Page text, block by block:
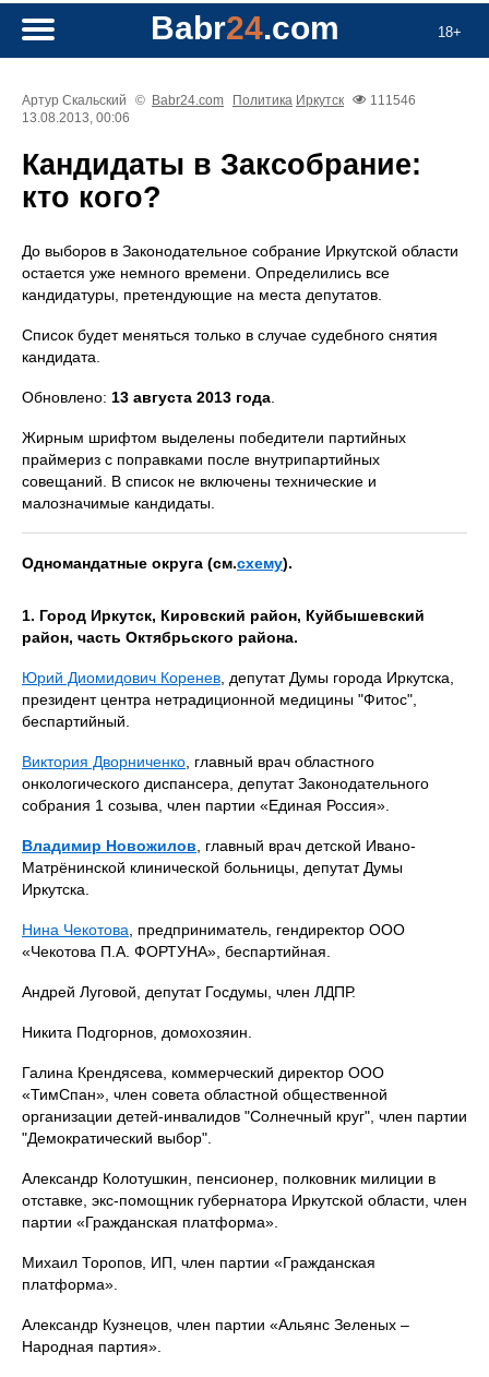
18+
Babr24.com
Артур Скальский © Babr24.com Политика Иркутск
111546
13.08.2013, 00:06
Кандидаты в Заксобрание:
кто кого?
До выборов в Законодательное собрание Иркутской области
остается уже немного времени. Определились все
кандидатуры, претендующие на места депутатов.
Список будет меняться только в случае судебного снятия
кандидата.
Обновлено: 13 августа 2013 года
Жирным шрифтом выделены победители партийных
праймериз с поправками после внутрипартийных
совещаний. В список не включены технические и
малозначимые кандидаты.
Одномандатные округа (см.схему).
1. Город Иркутск, Кировский район, Куйбышевский
район, часть Октябрьского района.
Юрий Диомидович Коренев , депутат Думы города Иркутска,
президент центра нетрадиционной медицины "Фитос",
беспартийный.
Виктория Дворниченко , главный врач областного
онкологического диспансера, депутат Законодательного
собрания 1 созыва, член партии «Единая Россия».
Владимир Новожилов , главный врач детской Ивано-
Матрёнинской клинической больницы, депутат Думы
Иркутска.
Нина Чекотова , предприниматель, гендиректор ООО
«Чекотова П.А. ФОРТУНА», беспартийная.
Андрей Луговой, депутат Госдумы, член ЛДПР.
Никита Подгорнов, домохозяин.
Галина Крендясева, коммерческий директор ООО
«ТимСпан», член совета областной общественной
организации детей-инвалидов "Солнечный круг", член партии
"Демократический выбор".
Александр Колотушкин, пенсионер, полковник милиции в
отставке, экс-помощник губернатора Иркутской области, член
партии «Гражданская платформа».
Михаил Торопов, ИП, член партии «Гражданская
платформа».
Александр Кузнецов, член партии «Альянс Зеленых –
Народная партия».